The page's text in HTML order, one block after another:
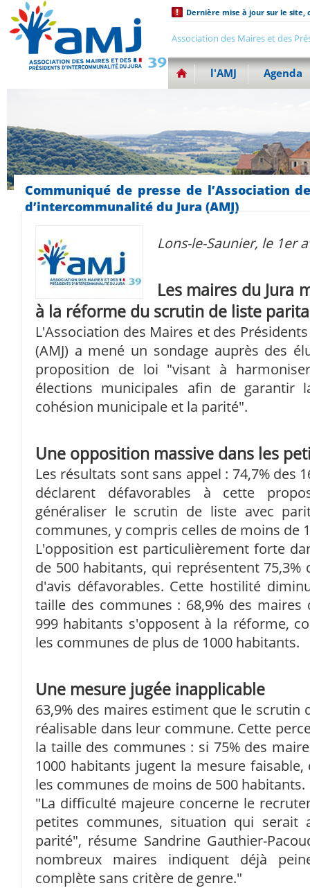
Dernière mise à jour sur le site,
Association des Maires et des
l'AMJ Agenda
Communiqué de presse de l’Association
d’intercommunalité du Jura (AMJ)
Lons-le-Saunier, le 1er
Les maires du Jura
à la réforme du scrutin de liste
L'Association des Maires et des
(AMJ) a mené un sondage auprès des
proposition de loi "visant à
élections municipales afin de garantir
cohésion municipale et la parité".
Une opposition massive dans les
Les résultats sont sans appel : 74,7% des
déclarent défavorables à cette
généraliser le scrutin de liste avec
communes, y compris celles de moins de
L'opposition est particulièrement forte
de 500 habitants, qui représentent 75,3%
d'avis défavorables. Cette hostilité
taille des communes : 68,9% des
999 habitants s'opposent à la réforme,
les communes de plus de 1000 habitants.
Une mesure jugée inapplicable
63,9% des maires estiment que le scrutin
réalisable dans leur commune. Cette
la taille des communes : si 75% des
1000 habitants jugent la mesure
les communes de moins de 500 habitants.
"La difficulté majeure concerne le
petites communes, situation qui serait
parité", résume Sandrine Gauthier-
nombreux maires indiquent déjà
complète sans critère de genre."